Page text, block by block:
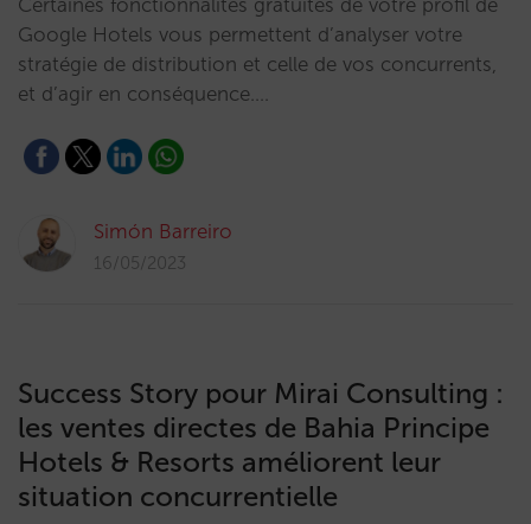
Certaines fonctionnalités gratuites de votre profil de
Google Hotels vous permettent d’analyser votre
stratégie de distribution et celle de vos concurrents,
et d’agir en conséquence.…
Simón Barreiro
16/05/2023
Success Story pour Mirai Consulting :
les ventes directes de Bahia Principe
Hotels & Resorts améliorent leur
situation concurrentielle